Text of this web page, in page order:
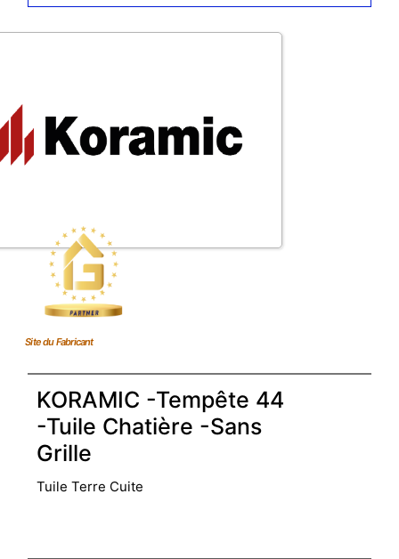
Site du Fabricant
KORAMIC -Tempête 44
-Tuile Chatière -Sans
Grille
Tuile Terre Cuite